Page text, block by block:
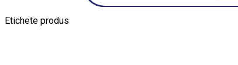
Etichete produs